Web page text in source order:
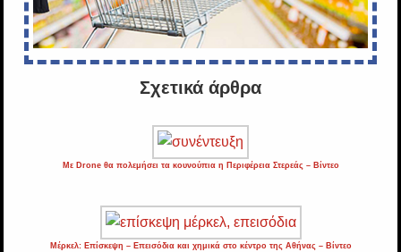
Σχετικά άρθρα
Με Drone θα πολεμήσει τα κουνούπια η Περιφέρεια Στερεάς – Βίντεο
Μέρκελ: Επίσκεψη – Επεισόδια και χημικά στο κέντρο της Αθήνας – Βίντεο